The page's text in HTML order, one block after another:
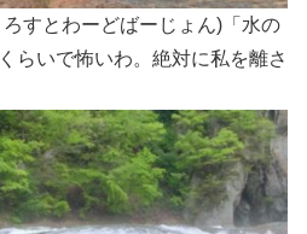
すとわーどばーじょん)「水の
らいで怖いわ。絶対に私を離さ